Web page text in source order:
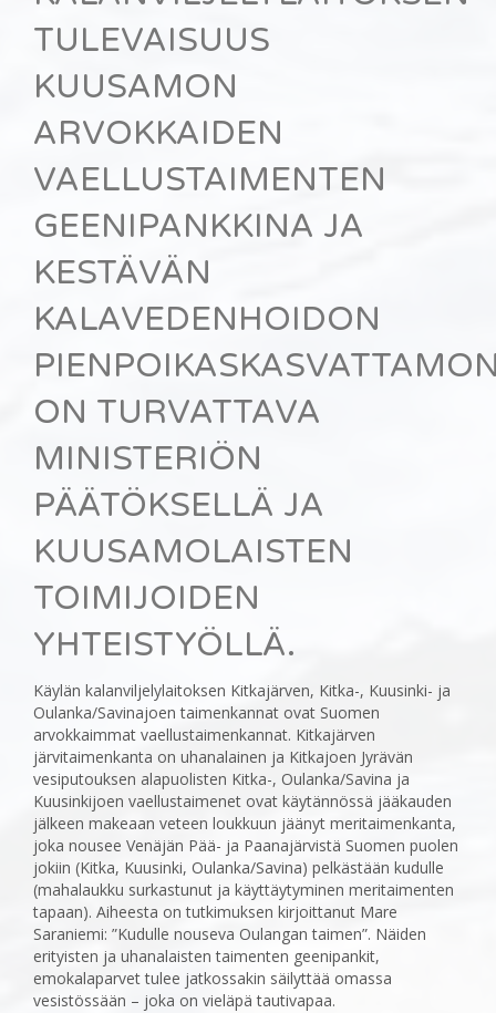
TULEVAISUUS
KUUSAMON
ARVOKKAIDEN
VAELLUSTAIMENTEN
GEENIPANKKINA JA
KESTÄVÄN
KALAVEDENHOIDON
ON TURVATTAVA
MINISTERIÖN
PÄÄTÖKSELLÄ JA
KUUSAMOLAISTEN
TOIMIJOIDEN
YHTEISTYÖLLÄ.
Käylän kalanviljelylaitoksen Kitkajärven, Kitka-, Kuusinki- ja
Oulanka/Savinajoen taimenkannat ovat Suomen
arvokkaimmat vaellustaimenkannat. Kitkajärven
järvitaimenkanta on uhanalainen ja Kitkajoen Jyrävän
vesiputouksen alapuolisten Kitka-, Oulanka/Savina ja
Kuusinkijoen vaellustaimenet ovat käytännössä jääkauden
jälkeen makeaan veteen loukkuun jäänyt meritaimenkanta,
joka nousee Venäjän Pää- ja Paanajärvistä Suomen puolen
jokiin (Kitka, Kuusinki, Oulanka/Savina) pelkästään kudulle
(mahalaukku surkastunut ja käyttäytyminen meritaimenten
tapaan). Aiheesta on tutkimuksen kirjoittanut Mare
Saraniemi: ”Kudulle nouseva Oulangan taimen”. Näiden
erityisten ja uhanalaisten taimenten geenipankit,
emokalaparvet tulee jatkossakin säilyttää omassa
vesistössään – joka on vieläpä tautivapaa.